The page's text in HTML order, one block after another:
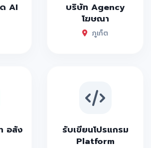
AI
บริษัท Agency
โฆษณา
ภูเก็ต
อสัง
รับเขียนโปรแกรม
Platform